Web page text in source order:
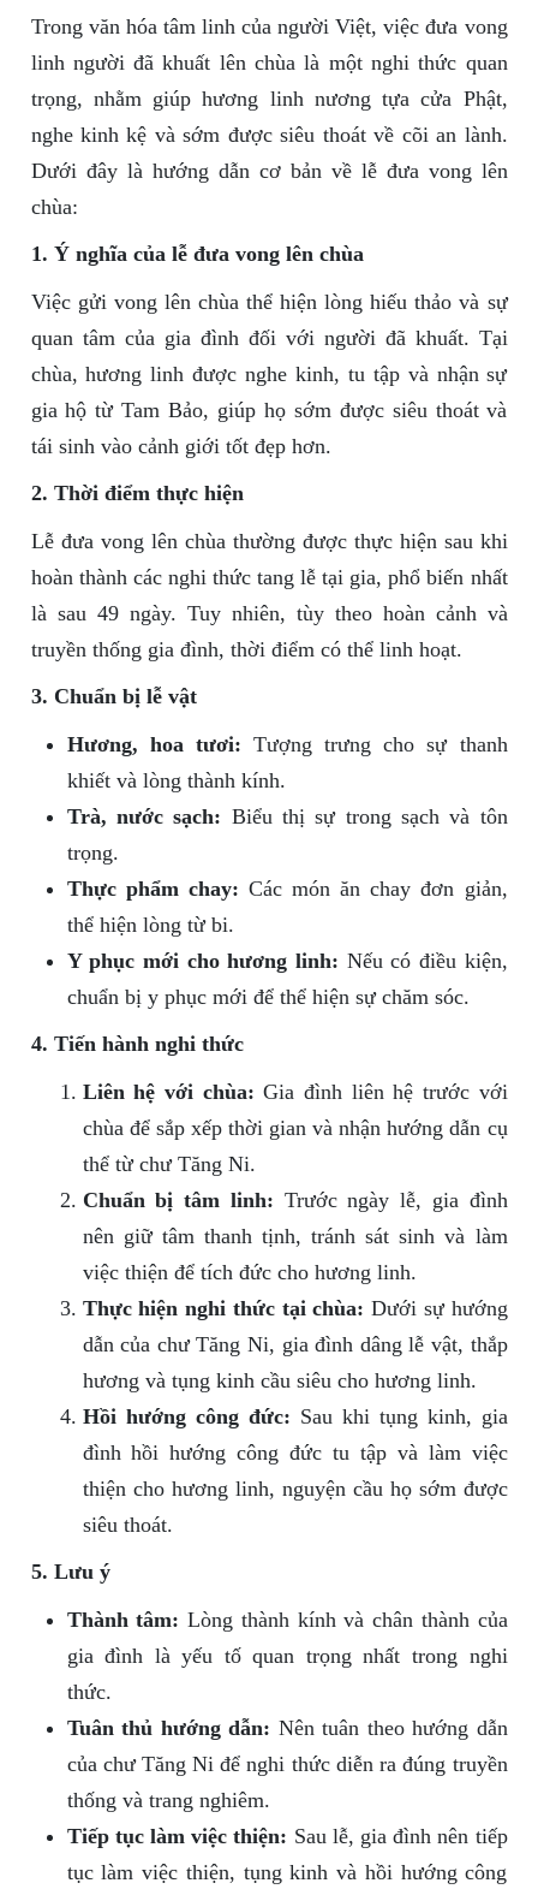
Trong văn hóa tâm linh của người Việt, việc đưa vong
linh người đã khuất lên chùa là một nghi thức quan
trọng, nhằm giúp hương linh nương tựa cửa Phật,
nghe kinh kệ và sớm được siêu thoát về cõi an lành.
Dưới đây là hướng dẫn cơ bản về lễ đưa vong lên
chùa:
1. Ý nghĩa của lễ đưa vong lên chùa
Việc gửi vong lên chùa thể hiện lòng hiếu thảo và sự
quan tâm của gia đình đối với người đã khuất. Tại
chùa, hương linh được nghe kinh, tu tập và nhận sự
gia hộ từ Tam Bảo, giúp họ sớm được siêu thoát và
tái sinh vào cảnh giới tốt đẹp hơn.
2. Thời điểm thực hiện
Lễ đưa vong lên chùa thường được thực hiện sau khi
hoàn thành các nghi thức tang lễ tại gia, phổ biến nhất
là sau 49 ngày. Tuy nhiên, tùy theo hoàn cảnh và
truyền thống gia đình, thời điểm có thể linh hoạt.
3. Chuẩn bị lễ vật
Hương, hoa tươi: Tượng trưng cho sự thanh
khiết và lòng thành kính.
Trà, nước sạch: Biểu thị sự trong sạch và tôn
trọng.
Thực phẩm chay: Các món ăn chay đơn giản,
thể hiện lòng từ bi.
Y phục mới cho hương linh: Nếu có điều kiện,
chuẩn bị y phục mới để thể hiện sự chăm sóc.
4. Tiến hành nghi thức
Liên hệ với chùa: Gia đình liên hệ trước với
chùa để sắp xếp thời gian và nhận hướng dẫn cụ
thể từ chư Tăng Ni.
Chuẩn bị tâm linh: Trước ngày lễ, gia đình
nên giữ tâm thanh tịnh, tránh sát sinh và làm
việc thiện để tích đức cho hương linh.
Thực hiện nghi thức tại chùa: Dưới sự hướng
dẫn của chư Tăng Ni, gia đình dâng lễ vật, thắp
hương và tụng kinh cầu siêu cho hương linh.
Hồi hướng công đức: Sau khi tụng kinh, gia
đình hồi hướng công đức tu tập và làm việc
thiện cho hương linh, nguyện cầu họ sớm được
siêu thoát.
5. Lưu ý
Thành tâm: Lòng thành kính và chân thành của
gia đình là yếu tố quan trọng nhất trong nghi
thức.
Tuân thủ hướng dẫn: Nên tuân theo hướng dẫn
của chư Tăng Ni để nghi thức diễn ra đúng truyền
thống và trang nghiêm.
Tiếp tục làm việc thiện: Sau lễ, gia đình nên tiếp
tục làm việc thiện, tụng kinh và hồi hướng công